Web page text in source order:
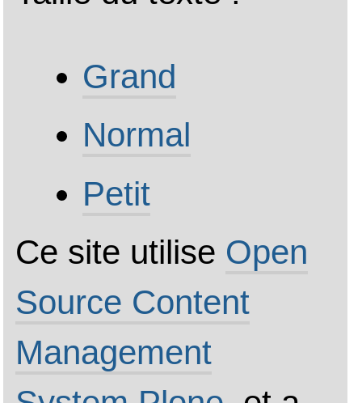
0 — Détails sur les
d'accès
À propos de l'accessibilité
Nous avons entrepris
connaissance et notre
compréhension de la
les personnes accèdent
afin de développer un
soit clair et simple à